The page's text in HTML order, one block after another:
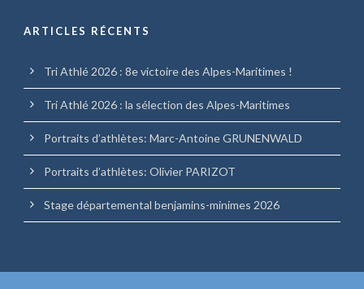
ARTICLES RÉCENTS
Tri Athlé 2026 : 8e victoire des Alpes-Maritimes !
Tri Athlé 2026 : la sélection des Alpes-Maritimes
Portraits d’athlètes: Marc-Antoine GRUNENWALD
Portraits d’athlètes: Olivier PARIZOT
Stage départemental benjamins-minimes 2026